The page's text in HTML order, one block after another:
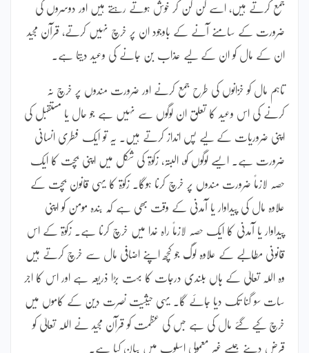
جمع کرتے ہیں، اسے گن گن کر خوش ہوتے رہتے ہیں اور دوسروں کی
ضرورت کے سامنے آنے کے باوجود ان پر خرچ نہیں کرتے، قرآن مجید
ان کے مال کو ان کے لیے عذاب بن جانے کی وعید دیتا ہے۔
تاہم مال کو خزانوں کی طرح جمع کرنے اور ضرورت مندوں پر خرچ نہ
کرنے کی اس وعید کا تعلق ان لوگوں سے نہیں ہے جو حال یا مستقبل کی
اپنی ضروریات کے لیے پس انداز کرتے ہیں۔ یہ تو ایک فطری انسانی
ضرورت ہے۔ ایسے لوگوں کو، البتہ، زکوٰۃ کی شکل میں اپنی بچت کا ایک
حصہ لازماً ضرورت مندوں پر خرچ کرنا ہوگا۔ زکوٰۃ کا یہی قانون بچت کے
علاوہ مال کی پیداوار یا آمدنی کے وقت بھی ہے کہ بندہ مومن کو اپنی
پیداوار یا آمدنی کا ایک حصہ لازماً راہ خدا میں خرچ کرنا ہے۔ زکوٰۃ کے اس
قانونی مطالبے کے علاوہ لوگ جو کچھ اپنے اضافی مال سے خرچ کرتے ہیں
وہ اللہ تعالیٰ کے ہاں بلندی درجات کا بہت بڑا ذریعہ ہے اور اس کا اجر
سات سو گنا تک دیا جائے گا۔ یہی حیثیت نصرت دین کے کاموں میں
خرچ کیے گئے مال کی ہے جس کی عظمت کو قرآن مجید نے اللہ تعالیٰ کو
قرض دینے جیسے غیر معمولی اسلوب میں بیان کیا ہے۔